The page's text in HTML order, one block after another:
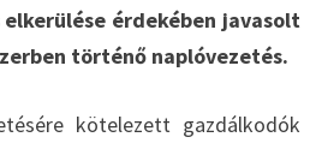
érdekében javasolt
történő naplóvezetés.
kötelezett gazdálkodók